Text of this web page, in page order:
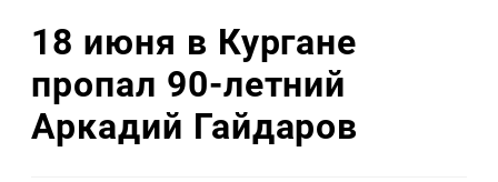
18 июня в Кургане
пропал 90-летний
Аркадий Гайдаров